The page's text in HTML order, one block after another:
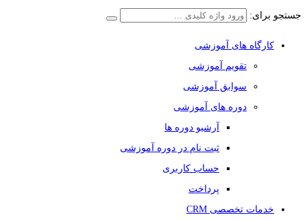
جستجو برای:
کارگاه های آموزشی
تقویم آموزشی
سوابق آموزشی
دوره های آموزشی
آرشیو دوره ها
ثبت نام در دوره آموزشی
حساب کاربری
پرداخت
خدمات تخصصی CRM